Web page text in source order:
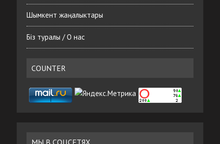
Шымкент жаңалыктары
Біз туралы / О нас
COUNTER
МЫ В СОЦСЕТЯХ